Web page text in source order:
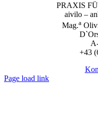
PRAXIS
aivilo –
Mag.a
+43
Page load link